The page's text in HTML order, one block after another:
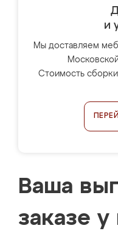
и
Мы доставляем
Стоимость
Ваша
заказе у